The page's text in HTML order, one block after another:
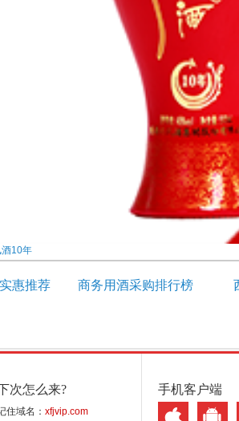
酒10年
惠推荐 商务用酒采购排行榜
次怎么来?
住域名： xfjvip.com
手机客户端